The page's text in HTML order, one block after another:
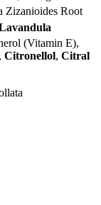
Zizanioides Root
(Vitamin E),
, Citronellol, Citral